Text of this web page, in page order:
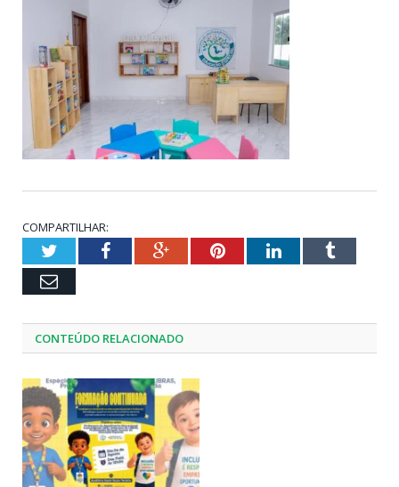
COMPARTILHAR:
TwitterFacebookGoogle+PinterestLinkedInTumblr
Email
CONTEÚDO RELACIONADO